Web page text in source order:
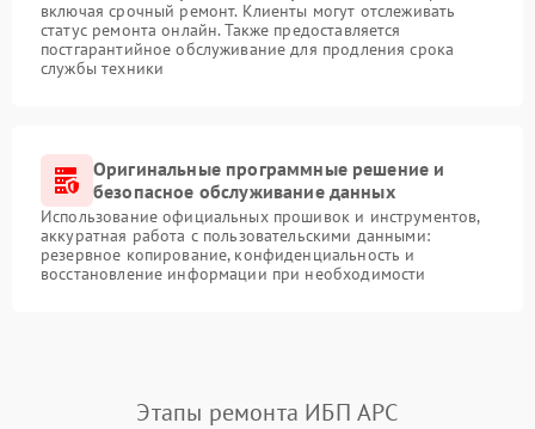
включая срочный ремонт. Клиенты могут отслеживать
статус ремонта онлайн. Также предоставляется
постгарантийное обслуживание для продления срока
службы техники
Оригинальные программные решение и
безопасное обслуживание данных
Использование официальных прошивок и инструментов,
аккуратная работа с пользовательскими данными:
резервное копирование, конфиденциальность и
восстановление информации при необходимости
Этапы ремонта ИБП APC